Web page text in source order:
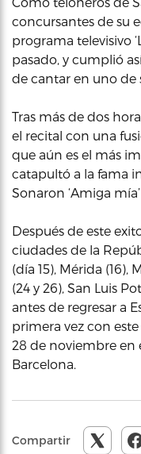
concursantes de su
programa televisivo
pasado, y cumplió
de cantar en uno de
Tras más de dos
el recital con una
que aún es el más
catapultó a la fama
Sonaron ‘Amiga mía’
Después de este
ciudades de la
(día 15), Mérida (16),
(24 y 26), San Luis
antes de regresar a
primera vez con
28 de noviembre en
Barcelona.
Compartir